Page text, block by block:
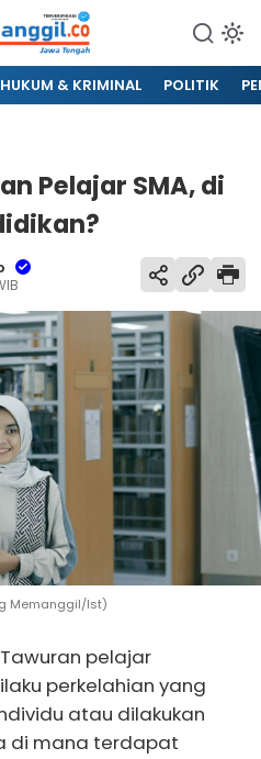
HUKUM & KRIMINAL POLITIK
Pelajar SMA, di
Memanggil/Ist)
pelajar
perkelahian yang
atau dilakukan
di mana terdapat